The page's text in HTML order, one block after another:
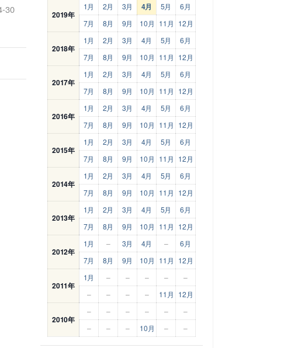
30 2019年
1月 2月 3月 4月 5月
6月
7月
8月 9月 10月 11月 12月
2018年
1月 2月 3月 4月 5月
6月
7月
8月 9月 10月 11月 12月
2017年
1月 2月 3月 4月 5月
6月
7月
8月 9月 10月 11月 12月
2016年
1月 2月 3月 4月 5月
6月
7月
8月 9月 10月 11月 12月
2015年
1月 2月 3月 4月 5月
6月
7月
8月 9月 10月 11月 12月
2014年
1月 2月 3月 4月 5月
6月
7月
8月 9月 10月 11月 12月
2013年
1月 2月 3月 4月 5月
6月
7月
8月 9月 10月 11月 12月
2012年
1月 – 3月 4月 –
6月
7月
8月 9月 10月 11月 12月
2011年
1月 – – – –
–
–
– – – 11月 12月
2010年
– – – – –
–
–
– – 10月 – –